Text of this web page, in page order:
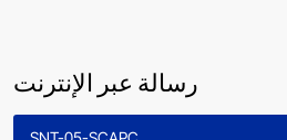
رسالة عبر الإنترنت